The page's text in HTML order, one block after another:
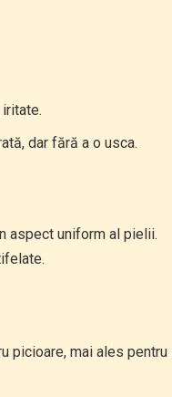
dar fără a o usca.
aspect uniform al pielii.
picioare, mai ales pentru